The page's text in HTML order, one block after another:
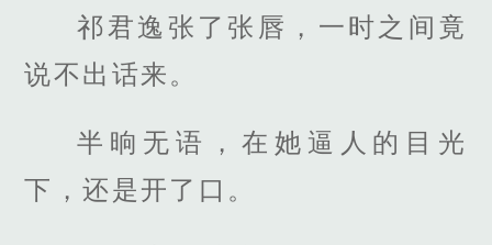
祁君逸张了张唇，一时之间竟
说不出话来。
半晌无语，在她逼人的目光
下，还是开了口。